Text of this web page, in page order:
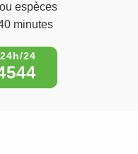
espèces
minutes